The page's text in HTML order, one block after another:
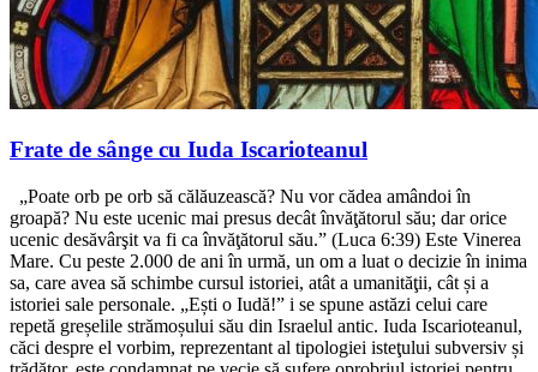
Frate de sânge cu Iuda Iscarioteanul
„Poate orb pe orb să călăuzească? Nu vor cădea amândoi în
groapă? Nu este ucenic mai presus decât învăţătorul său; dar orice
ucenic desăvârşit va fi ca învăţătorul său.” (Luca 6:39) Este Vinerea
Mare. Cu peste 2.000 de ani în urmă, un om a luat o decizie în inima
sa, care avea să schimbe cursul istoriei, atât a umanităţii, cât și a
istoriei sale personale. „Ești o Iudă!” i se spune astăzi celui care
repetă greșelile strămoșului său din Israelul antic. Iuda Iscarioteanul,
căci despre el vorbim, reprezentant al tipologiei isteţului subversiv și